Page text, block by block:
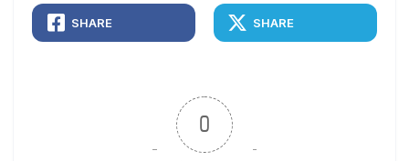
SHARE SHARE
0